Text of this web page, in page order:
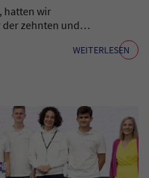
hatten wir
der zehnten und…
WEITERLESEN